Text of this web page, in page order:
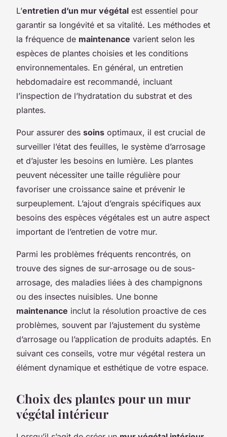
L’entretien d’un mur végétal est essentiel pour
garantir sa longévité et sa vitalité. Les méthodes et
la fréquence de maintenance varient selon les
espèces de plantes choisies et les conditions
environnementales. En général, un entretien
hebdomadaire est recommandé, incluant
l’inspection de l’hydratation du substrat et des
plantes.
Pour assurer des soins optimaux, il est crucial de
surveiller l’état des feuilles, le système d’arrosage
et d’ajuster les besoins en lumière. Les plantes
peuvent nécessiter une taille régulière pour
favoriser une croissance saine et prévenir le
surpeuplement. L’ajout d’engrais spécifiques aux
besoins des espèces végétales est un autre aspect
important de l’entretien de votre mur.
Parmi les problèmes fréquents rencontrés, on
trouve des signes de sur-arrosage ou de sous-
arrosage, des maladies liées à des champignons
ou des insectes nuisibles. Une bonne
maintenance inclut la résolution proactive de ces
problèmes, souvent par l’ajustement du système
d’arrosage ou l’application de produits adaptés. En
suivant ces conseils, votre mur végétal restera un
élément dynamique et esthétique de votre espace.
Choix des plantes pour un mur
végétal intérieur